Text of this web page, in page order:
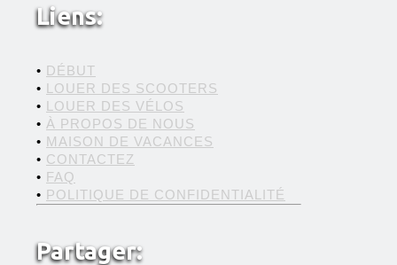
Liens:
• DÉBUT
• LOUER DES SCOOTERS
• LOUER DES VÉLOS
• À PROPOS DE NOUS
• MAISON DE VACANCES
• CONTACTEZ
• FAQ
• POLITIQUE DE CONFIDENTIALITÉ
Partager: